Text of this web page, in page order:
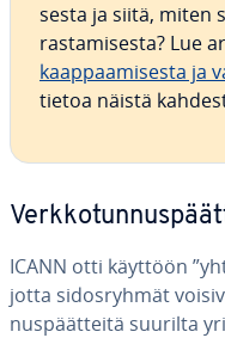
ses­ta ja siitä, miten
ras­ta­mi­ses­ta? Lue
kaap­paa­mi­ses­ta ja
tie­toa näistä
ICANN otti käyttöön
jotta si­dos­ryh­mät
nus­päät­tei­tä suurilta